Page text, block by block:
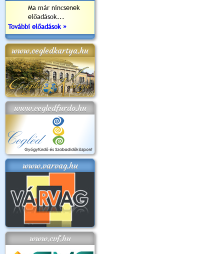
Ma már nincsenek
előadások...
További előadások »
www.cegledkartya.hu
www.cegledfurdo.hu
www.varvag.hu
www.cvf.hu